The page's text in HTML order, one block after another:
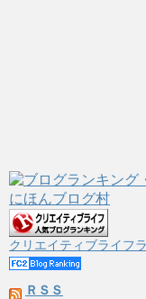
にほんブログ村
クリエイティブライフ
ＲＳＳ